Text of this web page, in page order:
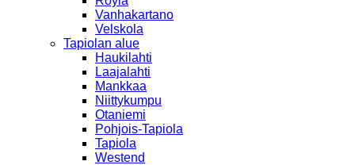
Vanhakartano
Velskola
Tapiolan alue
Haukilahti
Laajalahti
Mankkaa
Niittykumpu
Otaniemi
Pohjois-Tapiola
Tapiola
Westend